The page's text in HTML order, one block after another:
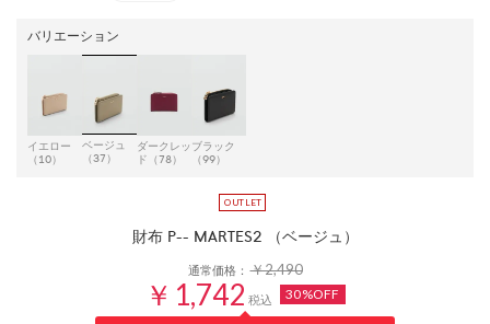
バリエーション
イエロー
（10）
ベージュ
（37）
ダークレッ
ド（78）
ブラック
（99）
財布 P-- MARTES2 （ベージュ）
通常価格：￥2,490
￥1,742 税込 30%OFF